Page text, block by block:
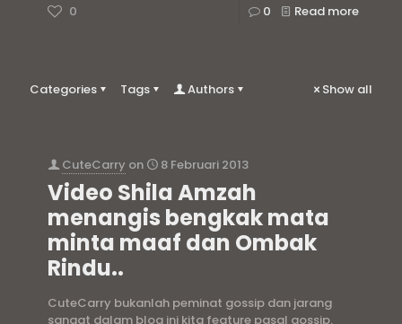
0 0 Read more
Categories Tags Authors Show all
CuteCarry on 8 Februari 2013
Video Shila Amzah
menangis bengkak mata
minta maaf dan Ombak
Rindu..
CuteCarry bukanlah peminat gossip dan jarang
sangat dalam blog ini kita feature pasal gossip.